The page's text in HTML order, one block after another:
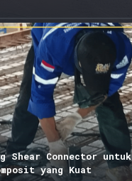
Shear Connector untuk
yang Kuat